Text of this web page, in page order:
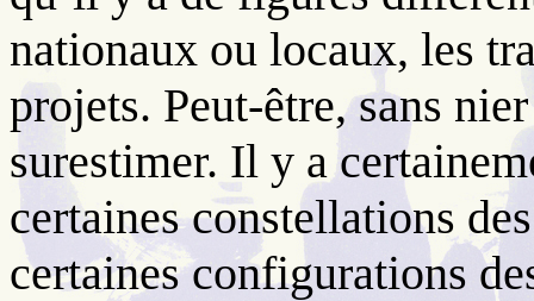
nationaux ou locaux, les
projets. Peut-être, sans
surestimer. Il y a
certaines constellations
certaines configurations